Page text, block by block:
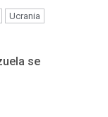
Ucrania
se